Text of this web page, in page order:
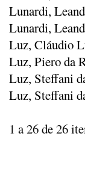
Lunardi,
Lunardi,
Luz, Cláudio
Luz, Piero da
Luz, Steffani
Luz, Steffani
1 a 26 de 26